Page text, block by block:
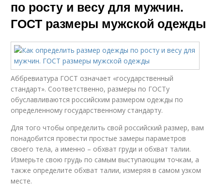
по росту и весу для мужчин.
ГОСТ размеры мужской одежды
Аббревиатура ГОСТ означает «государственный
стандарт». Соответственно, размеры по ГОСТу
обуславливаются российским размером одежды по
определенному государственному стандарту.
Для того чтобы определить свой российский размер, вам
понадобится провести простые замеры параметров
своего тела, а именно – обхват груди и обхват талии.
Измерьте свою грудь по самым выступающим точкам, а
также определите обхват талии, измеряя в самом узком
месте.